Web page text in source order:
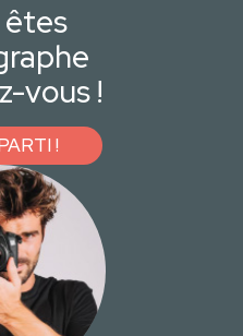
êtes
vous !
!